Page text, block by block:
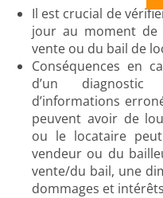
Il est crucial de
jour au moment de
vente ou du bail de
Conséquences en
d’un
d’informations
peuvent avoir de
ou le locataire
vendeur ou du
vente/du bail, une
dommages et